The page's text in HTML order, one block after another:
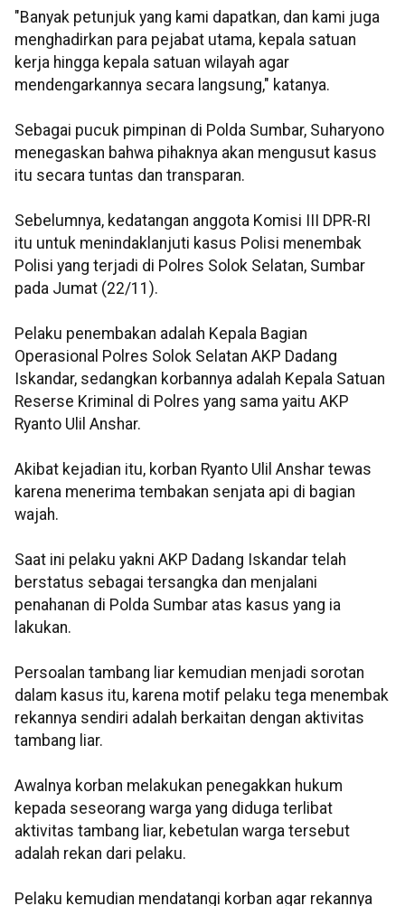
"Banyak petunjuk yang kami dapatkan, dan kami juga
menghadirkan para pejabat utama, kepala satuan
kerja hingga kepala satuan wilayah agar
mendengarkannya secara langsung," katanya.
Sebagai pucuk pimpinan di Polda Sumbar, Suharyono
menegaskan bahwa pihaknya akan mengusut kasus
itu secara tuntas dan transparan.
Sebelumnya, kedatangan anggota Komisi III DPR-RI
itu untuk menindaklanjuti kasus Polisi menembak
Polisi yang terjadi di Polres Solok Selatan, Sumbar
pada Jumat (22/11).
Pelaku penembakan adalah Kepala Bagian
Operasional Polres Solok Selatan AKP Dadang
Iskandar, sedangkan korbannya adalah Kepala Satuan
Reserse Kriminal di Polres yang sama yaitu AKP
Ryanto Ulil Anshar.
Akibat kejadian itu, korban Ryanto Ulil Anshar tewas
karena menerima tembakan senjata api di bagian
wajah.
Saat ini pelaku yakni AKP Dadang Iskandar telah
berstatus sebagai tersangka dan menjalani
penahanan di Polda Sumbar atas kasus yang ia
lakukan.
Persoalan tambang liar kemudian menjadi sorotan
dalam kasus itu, karena motif pelaku tega menembak
rekannya sendiri adalah berkaitan dengan aktivitas
tambang liar.
Awalnya korban melakukan penegakkan hukum
kepada seseorang warga yang diduga terlibat
aktivitas tambang liar, kebetulan warga tersebut
adalah rekan dari pelaku.
Pelaku kemudian mendatangi korban agar rekannya